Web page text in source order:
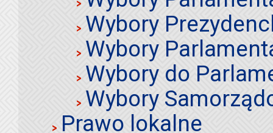
Wybory
Wybory
Wybory do
Wybory
Prawo lokalne